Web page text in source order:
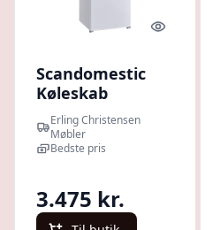
Quick look
Scandomestic
Køleskab
SKS332WE : Erling
Christensen
Møbler
Erling Christensen
Møbler
Bedste pris
3.475 kr.